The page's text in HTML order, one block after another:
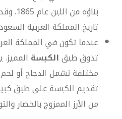
بناؤه
تاريخ المملكة العربية
عندما تكون في المملكة
تذوق طبقالكبسة
مختلفة تشمل الدجاج أو لحم
تقديم الكبسة على طبق
من الأرز الممزوج بالخضار